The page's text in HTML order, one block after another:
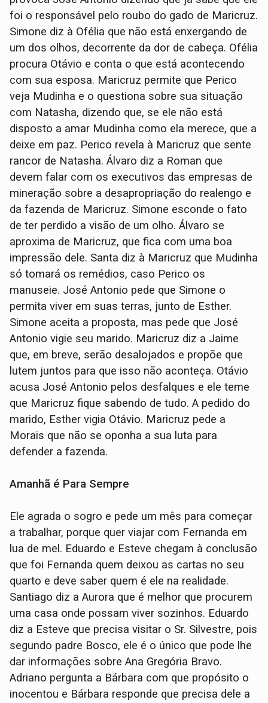
foi o responsável pelo roubo do gado de Maricruz.
Simone diz à Ofélia que não está enxergando de
um dos olhos, decorrente da dor de cabeça. Ofélia
procura Otávio e conta o que está acontecendo
com sua esposa. Maricruz permite que Perico
veja Mudinha e o questiona sobre sua situação
com Natasha, dizendo que, se ele não está
disposto a amar Mudinha como ela merece, que a
deixe em paz. Perico revela à Maricruz que sente
rancor de Natasha. Álvaro diz a Roman que
devem falar com os executivos das empresas de
mineração sobre a desapropriação do realengo e
da fazenda de Maricruz. Simone esconde o fato
de ter perdido a visão de um olho. Álvaro se
aproxima de Maricruz, que fica com uma boa
impressão dele. Santa diz à Maricruz que Mudinha
só tomará os remédios, caso Perico os
manuseie. José Antonio pede que Simone o
permita viver em suas terras, junto de Esther.
Simone aceita a proposta, mas pede que José
Antonio vigie seu marido. Maricruz diz a Jaime
que, em breve, serão desalojados e propõe que
lutem juntos para que isso não aconteça. Otávio
acusa José Antonio pelos desfalques e ele teme
que Maricruz fique sabendo de tudo. A pedido do
marido, Esther vigia Otávio. Maricruz pede a
Morais que não se oponha a sua luta para
defender a fazenda.
Amanhã é Para Sempre
Ele agrada o sogro e pede um mês para começar
a trabalhar, porque quer viajar com Fernanda em
lua de mel. Eduardo e Esteve chegam à conclusão
que foi Fernanda quem deixou as cartas no seu
quarto e deve saber quem é ele na realidade.
Santiago diz a Aurora que é melhor que procurem
uma casa onde possam viver sozinhos. Eduardo
diz a Esteve que precisa visitar o Sr. Silvestre, pois
segundo padre Bosco, ele é o único que pode lhe
dar informações sobre Ana Gregória Bravo.
Adriano pergunta a Bárbara com que propósito o
inocentou e Bárbara responde que precisa dele a